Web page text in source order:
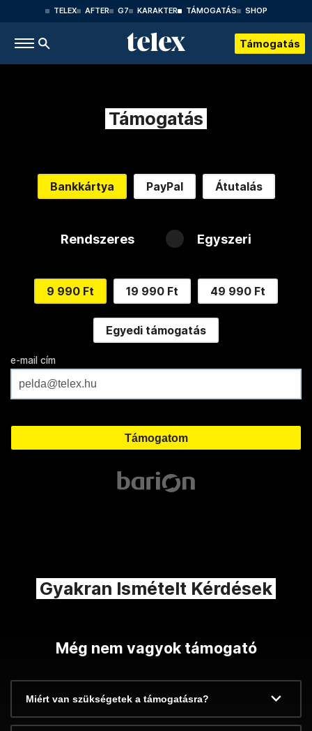
TELEX AFTER G7 KARAKTER TÁMOGATÁS SHOP
Támogatás
Támogatás
Bankkártya PayPal Átutalás
Rendszeres Egyszeri
9 990 Ft 19 990 Ft 49 990 Ft
Egyedi támogatás
e-mail cím
Gyakran Ismételt Kérdések
Még nem vagyok támogató
Miért van szükségetek a támogatásra?